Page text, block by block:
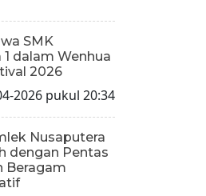
SMK
dalam Wenhua
2026
2026 pukul 20:34
Nusaputera
dengan Pentas
Beragam